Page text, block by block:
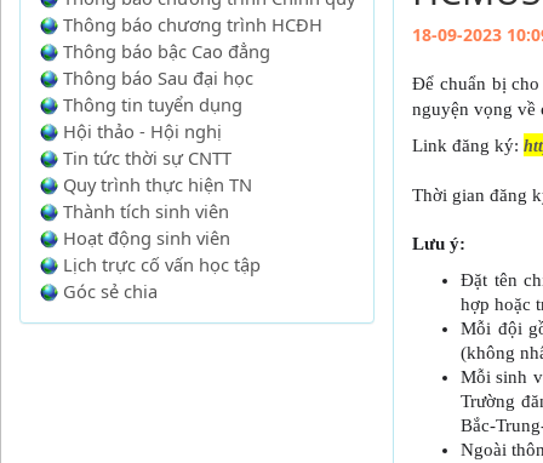
Thông báo chương trình HCĐH
Thông báo bậc Cao đẳng
Thông báo Sau đại học
Thông tin tuyển dụng
Hội thảo - Hội nghị
Tin tức thời sự CNTT
Quy trình thực hiện TN
Thành tích sinh viên
Hoạt động sinh viên
Lịch trực cố vấn học tập
Góc sẻ chia
18-09-2023
Để chuẩn bị
nguyện vọng về
Link đăng ký:
Thời gian đăng
Lưu ý:
Đặt tên
hợp hoặc
Mỗi đội
(không
Mỗi sinh
Trường
Bắc-
Ngoài